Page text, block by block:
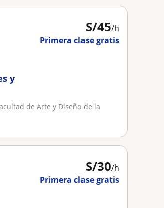
S/45/h
Primera clase gratis
y
de Arte y Diseño de la
S/30/h
Primera clase gratis